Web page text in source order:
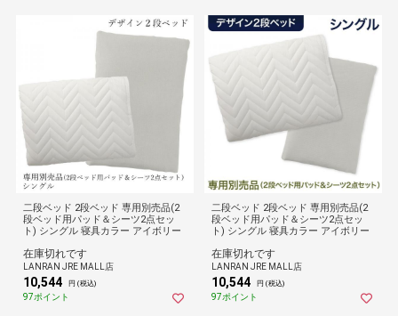
二段ベッド 2段ベッド 専用別売品(2
段ベッド用パッド＆シーツ2点セッ
ト) シングル 寝具カラー アイボリー
在庫切れです
LANRAN JRE MALL店
10,544 円 (税込)
97ポイント
二段ベッド 2段ベッド 専用別売品(2
段ベッド用パッド＆シーツ2点セッ
ト) シングル 寝具カラー アイボリー
在庫切れです
LANRAN JRE MALL店
10,544 円 (税込)
97ポイント